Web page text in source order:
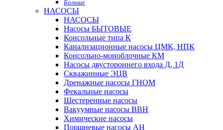
Больше
НАСОСЫ
НАСОСЫ
Насосы БЫТОВЫЕ
Консольные типа К
Канализационные насосы ЦМК, НПК
Консольно-моноблочные КМ
Насосы двустороннего входа Д, 1Д
Скважинные ЭЦВ
Дренажные насосы ГНОМ
Фекальные насосы
Шестеренные насосы
Вакуумные насосы ВВН
Химические насосы
Поршневые насосы АН